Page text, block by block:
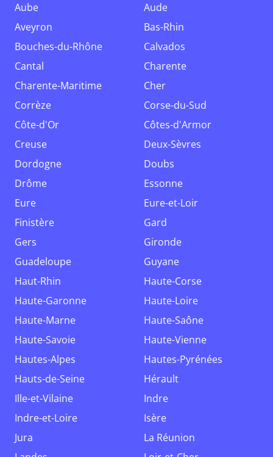
Aube
Aude
Aveyron
Bas-Rhin
Bouches-du-Rhône
Calvados
Cantal
Charente
Charente-Maritime
Cher
Corrèze
Corse-du-Sud
Côte-d'Or
Côtes-d'Armor
Creuse
Deux-Sèvres
Dordogne
Doubs
Drôme
Essonne
Eure
Eure-et-Loir
Finistère
Gard
Gers
Gironde
Guadeloupe
Guyane
Haut-Rhin
Haute-Corse
Haute-Garonne
Haute-Loire
Haute-Marne
Haute-Saône
Haute-Savoie
Haute-Vienne
Hautes-Alpes
Hautes-Pyrénées
Hauts-de-Seine
Hérault
Ille-et-Vilaine
Indre
Indre-et-Loire
Isère
Jura
La Réunion